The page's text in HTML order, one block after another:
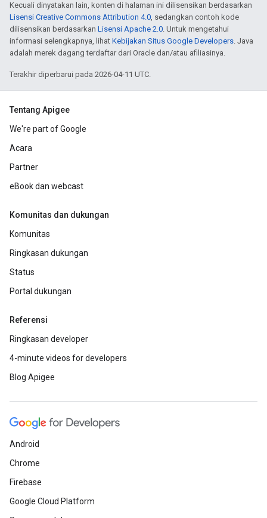
Kecuali dinyatakan lain, konten di halaman ini dilisensikan berdasarkan
Lisensi Creative Commons Attribution 4.0, sedangkan contoh kode
dilisensikan berdasarkan Lisensi Apache 2.0. Untuk mengetahui
informasi selengkapnya, lihat Kebijakan Situs Google Developers. Java
adalah merek dagang terdaftar dari Oracle dan/atau afiliasinya.
Terakhir diperbarui pada 2026-04-11 UTC.
Tentang Apigee
We're part of Google
Acara
Partner
eBook dan webcast
Komunitas dan dukungan
Komunitas
Ringkasan dukungan
Status
Portal dukungan
Referensi
Ringkasan developer
4-minute videos for developers
Blog Apigee
Android
Chrome
Firebase
Google Cloud Platform